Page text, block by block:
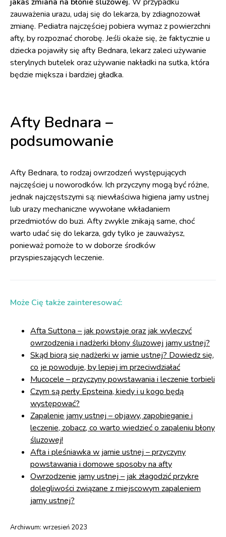
zauważenia urazu, udaj się do lekarza, by zdiagnozował
zmianę. Pediatra najczęściej pobiera wymaz z powierzchni
afty, by rozpoznać chorobę. Jeśli okaże się, że faktycznie u
dziecka pojawiły się afty Bednara, lekarz zaleci używanie
sterylnych butelek oraz używanie nakładki na sutka, która
będzie miększa i bardziej gładka.
Afty Bednara –
podsumowanie
Afty Bednara, to rodzaj owrzodzeń występujących
najczęściej u noworodków. Ich przyczyny mogą być różne,
jednak najczęstszymi są: niewłaściwa higiena jamy ustnej
lub urazy mechaniczne wywołane wkładaniem
przedmiotów do buzi. Afty zwykle znikają same, choć
warto udać się do lekarza, gdy tylko je zauważysz,
ponieważ pomoże to w doborze środków
przyspieszających leczenie.
Może Cię także zainteresować:
Afta Suttona – jak powstaje oraz jak wyleczyć
owrzodzenia i nadżerki błony śluzowej jamy ustnej?
Skąd biorą się nadżerki w jamie ustnej? Dowiedz się,
co je powoduje, by lepiej im przeciwdziałać
Mucocele – przyczyny powstawania i leczenie torbieli
Czym są perły Epsteina, kiedy i u kogo będą
występować?
Zapalenie jamy ustnej – objawy, zapobieganie i
leczenie, zobacz, co warto wiedzieć o zapaleniu błony
śluzowej!
Afta i pleśniawka w jamie ustnej – przyczyny
powstawania i domowe sposoby na afty
Owrzodzenie jamy ustnej – jak złagodzić przykre
dolegliwości związane z miejscowym zapaleniem
jamy ustnej?
Archiwum: wrzesień 2023